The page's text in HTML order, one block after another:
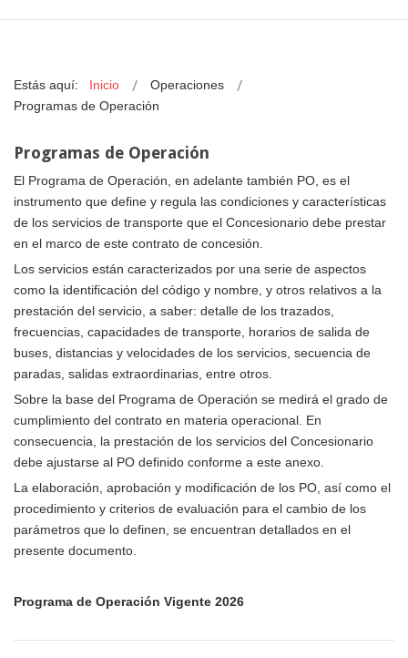
Estás aquí: Inicio
Operaciones
Programas de Operación
Programas de Operación
El Programa de Operación, en adelante también PO, es el
instrumento que define y regula las condiciones y características
de los servicios de transporte que el Concesionario debe prestar
en el marco de este contrato de concesión.
Los servicios están caracterizados por una serie de aspectos
como la identificación del código y nombre, y otros relativos a la
prestación del servicio, a saber: detalle de los trazados,
frecuencias, capacidades de transporte, horarios de salida de
buses, distancias y velocidades de los servicios, secuencia de
paradas, salidas extraordinarias, entre otros.
Sobre la base del Programa de Operación se medirá el grado de
cumplimiento del contrato en materia operacional. En
consecuencia, la prestación de los servicios del Concesionario
debe ajustarse al PO definido conforme a este anexo.
La elaboración, aprobación y modificación de los PO, así como el
procedimiento y criterios de evaluación para el cambio de los
parámetros que lo definen, se encuentran detallados en el
presente documento.
Programa de Operación Vigente 2026